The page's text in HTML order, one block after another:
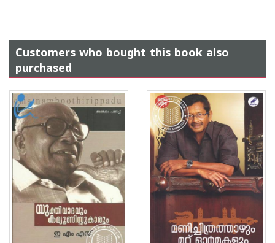
Customers who bought this book also
purchased